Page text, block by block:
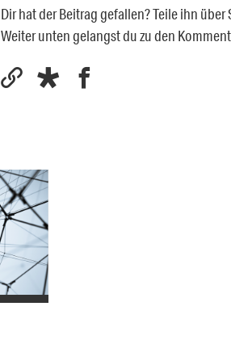
Dir hat der Beitrag gefallen? Teile ihn
Weiter unten gelangst du zu den